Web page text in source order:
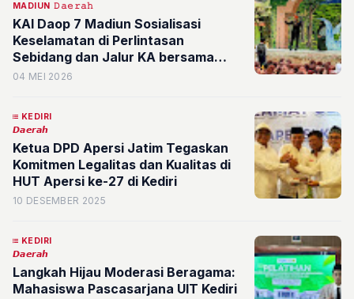
MADIUN 𝙳𝚊𝚎𝚛𝚊𝚑
KAI Daop 7 Madiun Sosialisasi
Keselamatan di Perlintasan
Sebidang dan Jalur KA bersama
Ratusan Pelajar di Kediri
04 MEI 2026
KEDIRI
𝘿𝙖𝙚𝙧𝙖𝙝
Ketua DPD Apersi Jatim Tegaskan
Komitmen Legalitas dan Kualitas di
HUT Apersi ke-27 di Kediri
10 DESEMBER 2025
KEDIRI
𝘿𝙖𝙚𝙧𝙖𝙝
Langkah Hijau Moderasi Beragama:
Mahasiswa Pascasarjana UIT Kediri